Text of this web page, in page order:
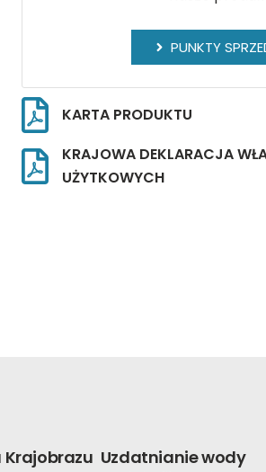
PUNKTY
KARTA PRODUKTU
KRAJOWA DEKLARACJA
UŻYTKOWYCH
Uzdatnianie wody